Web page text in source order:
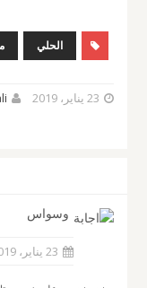
الحلي
23 يناير، 2019
وسواس
23 يناير، 2019